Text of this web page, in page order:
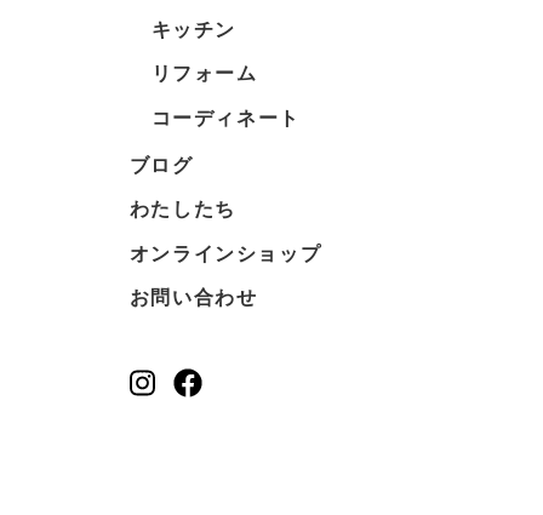
キッチン
リフォーム
コーディネート
ブログ
わたしたち
オンラインショップ
お問い合わせ